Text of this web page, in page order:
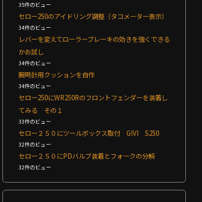
35件のビュー
セロー250のアイドリング調整（タコメーター表示）
34件のビュー
レバーを変えてローラーブレーキの効きを強くできる
かお試し
34件のビュー
腕時計用クッションを自作
34件のビュー
セロー250にWR250Rのフロントフェンダーを装着し
てみる その１
33件のビュー
セロー２５０にツールボックス取付 GIVI S250
32件のビュー
セロー２５０にPDバルブ装着とフォークの分解
32件のビュー